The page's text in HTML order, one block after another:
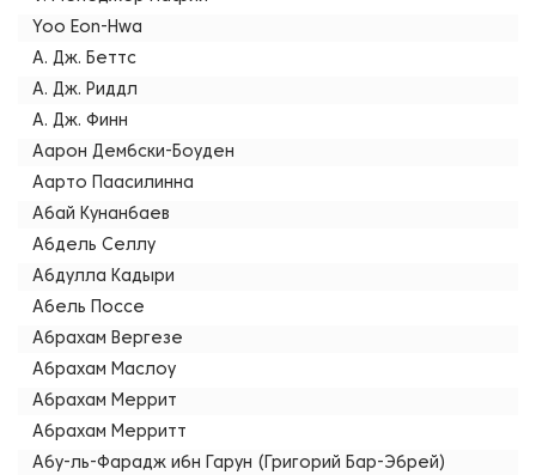
Yoo Eon-Hwa
А. Дж. Беттс
А. Дж. Риддл
А. Дж. Финн
Аарон Дембски-Боуден
Аарто Паасилинна
Абай Кунанбаев
Абдель Селлу
Абдулла Кадыри
Абель Поссе
Абрахам Вергезе
Абрахам Маслоу
Абрахам Меррит
Абрахам Мерритт
Абу-ль-Фарадж ибн Гарун (Григорий Бар-Эбрей)